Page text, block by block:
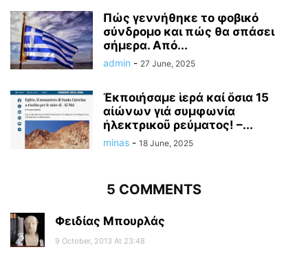
Πώς γεννήθηκε το φοβικό
σύνδρομο και πώς θα σπάσει
σήμερα. Από...
admin - 27 June, 2025
Ἐκποιήσαμε ἱερά καί ὅσια 15
αἰώνων γιά συμφωνία
ἠλεκτρικοῦ ρεύματος! –...
minas - 18 June, 2025
5 COMMENTS
Φειδίας Μπουρλάς
9 October, 2013 At 23:48